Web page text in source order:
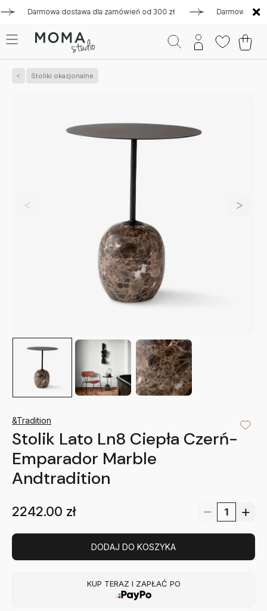
Darmowa dostawa dla zamówień od 300 zł Darmowa dostawa
Stoliki okazjonalne
&Tradition
Stolik Lato Ln8 Ciepła Czerń-
Emparador Marble
Andtradition
2242.00 zł
DODAJ DO KOSZYKA
KUP TERAZ I ZAPŁAĆ PO